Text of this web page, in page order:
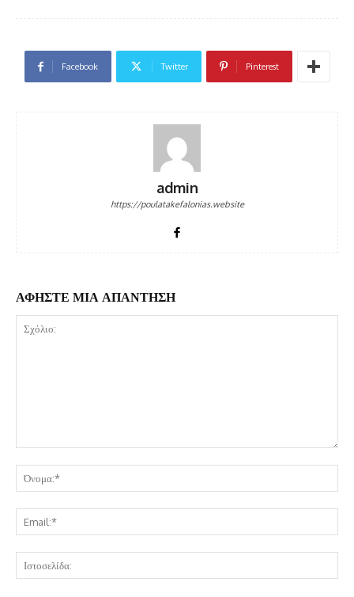
Facebook Twitter Pinterest
admin
https://poulatakefalonias.website
ΑΦΗΣΤΕ ΜΙΑ ΑΠΑΝΤΗΣΗ